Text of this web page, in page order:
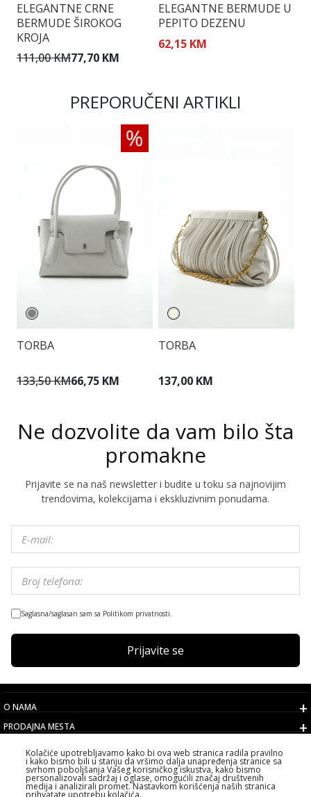
ELEGANTNE CRNE
BERMUDE ŠIROKOG
KROJA
111,00 KM77,70 KM
ELEGANTNE BERMUDE U
PEPITO DEZENU
62,15 KM
PREPORUČENI ARTIKLI
TORBA
133,50 KM66,75 KM
TORBA
137,00 KM
Ne dozvolite da vam bilo šta
promakne
Prijavite se na naš newsletter i budite u toku sa najnovijim
trendovima, kolekcijama i ekskluzivnim ponudama.
Saglasna/saglasan sam sa Politikom privatnosti.
Prijavite se
O NAMA
PRODAJNA MESTA
KORISNIČKI SERVIS
IZABERITE DRŽAVU
Kolačiće upotrebljavamo kako bi ova web stranica radila pravilno
i kako bismo bili u stanju da vršimo dalja unapređenja stranice sa
svrhom poboljšanja Vašeg korisničkog iskustva, kako bismo
personalizovali sadržaj i oglase, omogućili značaj društvenih
medija i analizirali promet. Nastavkom korišćenja naših stranica
prihvatate upotrebu kolačića.